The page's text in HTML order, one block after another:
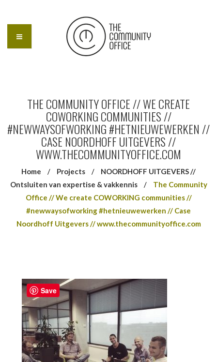
THE COMMUNITY OFFICE // WE CREATE
COWORKING COMMUNITIES //
#NEWWAYSOFWORKING #HETNIEUWEWERKEN //
CASE NOORDHOFF UITGEVERS //
WWW.THECOMMUNITYOFFICE.COM
Home / Projects /
NOORDHOFF UITGEVERS //
Ontsluiten van expertise & vakkennis
/
The Community
Office // We create COWORKING communities //
#newwaysofworking #hetnieuwewerken // Case
Noordhoff Uitgevers // www.thecommunityoffice.com
Save